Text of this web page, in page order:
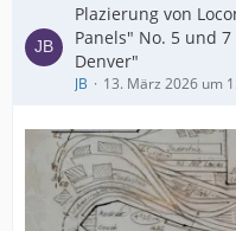
Plazierung von
Panels" No. 5 und
Denver"
JB 13. März 2026 um